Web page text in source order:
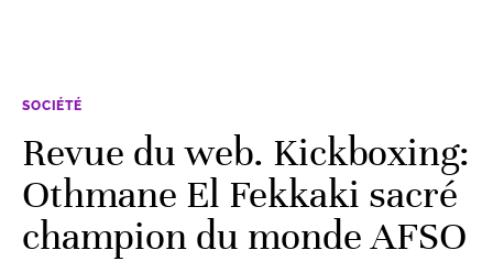
SOCIÉTÉ
Revue du web. Kickboxing:
Othmane El Fekkaki sacré
champion du monde AFSO